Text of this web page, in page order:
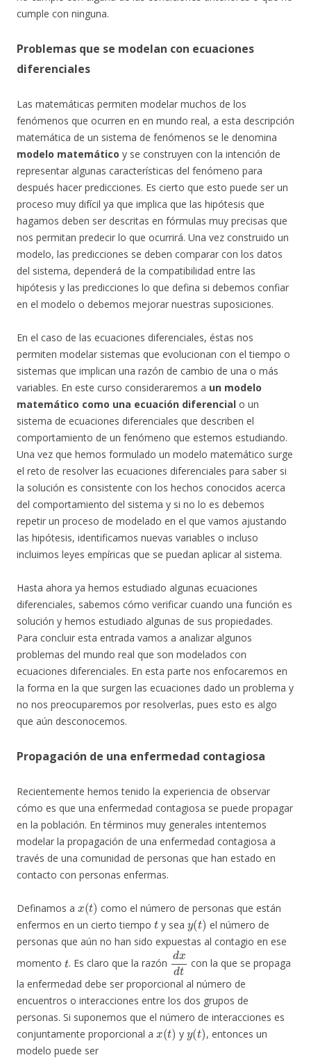
cumple con ninguna.
Problemas que se modelan con ecuaciones
diferenciales
Las matemáticas permiten modelar muchos de los
fenómenos que ocurren en en mundo real, a esta descripción
matemática de un sistema de fenómenos se le denomina
modelo matemático y se construyen con la intención de
representar algunas características del fenómeno para
después hacer predicciones. Es cierto que esto puede ser un
proceso muy difícil ya que implica que las hipótesis que
hagamos deben ser descritas en fórmulas muy precisas que
nos permitan predecir lo que ocurrirá. Una vez construido un
modelo, las predicciones se deben comparar con los datos
del sistema, dependerá de la compatibilidad entre las
hipótesis y las predicciones lo que defina si debemos confiar
en el modelo o debemos mejorar nuestras suposiciones.
En el caso de las ecuaciones diferenciales, éstas nos
permiten modelar sistemas que evolucionan con el tiempo o
sistemas que implican una razón de cambio de una o más
variables. En este curso consideraremos a un modelo
matemático como una ecuación diferencial o un
sistema de ecuaciones diferenciales que describen el
comportamiento de un fenómeno que estemos estudiando.
Una vez que hemos formulado un modelo matemático surge
el reto de resolver las ecuaciones diferenciales para saber si
la solución es consistente con los hechos conocidos acerca
del comportamiento del sistema y si no lo es debemos
repetir un proceso de modelado en el que vamos ajustando
las hipótesis, identificamos nuevas variables o incluso
incluimos leyes empíricas que se puedan aplicar al sistema.
Hasta ahora ya hemos estudiado algunas ecuaciones
diferenciales, sabemos cómo verificar cuando una función es
solución y hemos estudiado algunas de sus propiedades.
Para concluir esta entrada vamos a analizar algunos
problemas del mundo real que son modelados con
ecuaciones diferenciales. En esta parte nos enfocaremos en
la forma en la que surgen las ecuaciones dado un problema y
no nos preocuparemos por resolverlas, pues esto es algo
que aún desconocemos.
Propagación de una enfermedad contagiosa
Recientemente hemos tenido la experiencia de observar
cómo es que una enfermedad contagiosa se puede propagar
en la población. En términos muy generales intentemos
modelar la propagación de una enfermedad contagiosa a
través de una comunidad de personas que han estado en
contacto con personas enfermas.
Definamos a
t )
como el número de personas que están
enfermos en un cierto tiempo
t
y sea
y(t)
el número de
personas que aún no han sido expuestas al contagio en ese
momento
. Es claro que la razón
dxd
con la que se propaga
la enfermedad debe ser proporcional al número de
encuentros o interacciones entre los dos grupos de
personas. Si suponemos que el número de interacciones es
conjuntamente proporcional a
x(t)
y
y(t)
, entonces un
modelo puede ser